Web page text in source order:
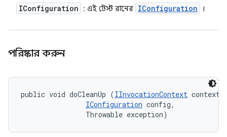
IConfiguration : এই টেস্ট রানের IConfiguration ।
পরিষ্কার করুন
public void doCleanUp (IInvocationContext
IConfiguration config,
                Throwable exception)